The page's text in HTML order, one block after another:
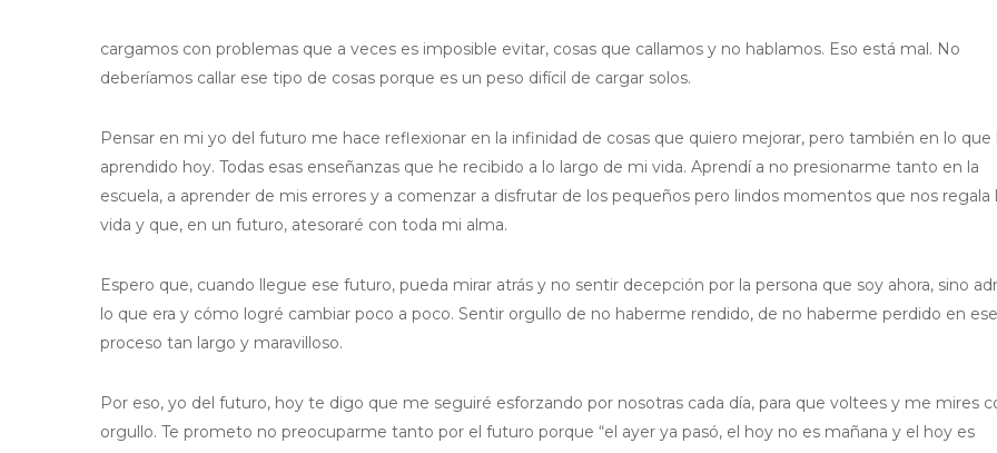
cargamos con problemas que a veces es imposible evitar, cosas que callamos y no hablamos. Eso está mal. No
deberíamos callar ese tipo de cosas porque es un peso difícil de cargar solos.
Pensar en mi yo del futuro me hace reflexionar en la infinidad de cosas que quiero mejorar, pero también en lo que
aprendido hoy. Todas esas enseñanzas que he recibido a lo largo de mi vida. Aprendí a no presionarme tanto en la
escuela, a aprender de mis errores y a comenzar a disfrutar de los pequeños pero lindos momentos que nos regala
vida y que, en un futuro, atesoraré con toda mi alma.
Espero que, cuando llegue ese futuro, pueda mirar atrás y no sentir decepción por la persona que soy ahora, sino
lo que era y cómo logré cambiar poco a poco. Sentir orgullo de no haberme rendido, de no haberme perdido en ese
proceso tan largo y maravilloso.
Por eso, yo del futuro, hoy te digo que me seguiré esforzando por nosotras cada día, para que voltees y me mires
orgullo. Te prometo no preocuparme tanto por el futuro porque “el ayer ya pasó, el hoy no es mañana y el hoy es